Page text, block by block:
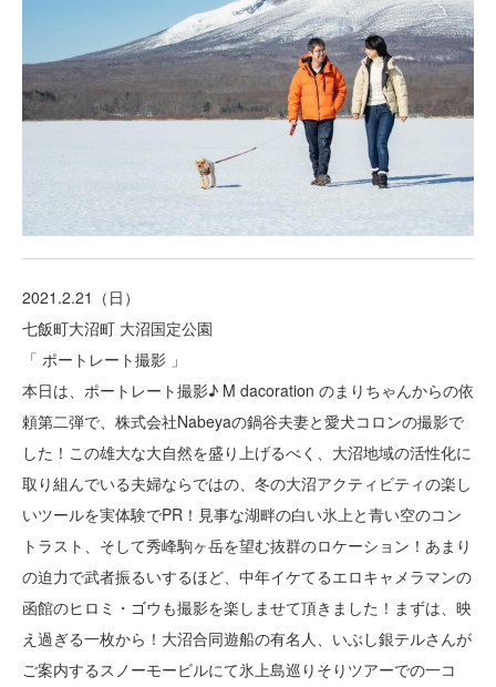
2021.2.21（日）
七飯町大沼町 大沼国定公園
「 ポートレート撮影 」
本日は、ポートレート撮影♪ M dacoration のまりちゃんからの依
頼第二弾で、株式会社Nabeyaの鍋谷夫妻と愛犬コロンの撮影で
した！この雄大な大自然を盛り上げるべく、大沼地域の活性化に
取り組んでいる夫婦ならではの、冬の大沼アクティビティの楽し
いツールを実体験でPR！見事な湖畔の白い氷上と青い空のコン
トラスト、そして秀峰駒ヶ岳を望む抜群のロケーション！あまり
の迫力で武者振るいするほど、中年イケてるエロキャメラマンの
函館のヒロミ・ゴウも撮影を楽しませて頂きました！まずは、映
え過ぎる一枚から！大沼合同遊船の有名人、いぶし銀テルさんが
ご案内するスノーモービルにて氷上島巡りそりツアーでの一コ